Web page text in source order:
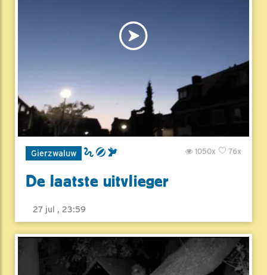
Gierzwaluw 76x
1050x
De laatste uitvlieger
27 jul , 23:59